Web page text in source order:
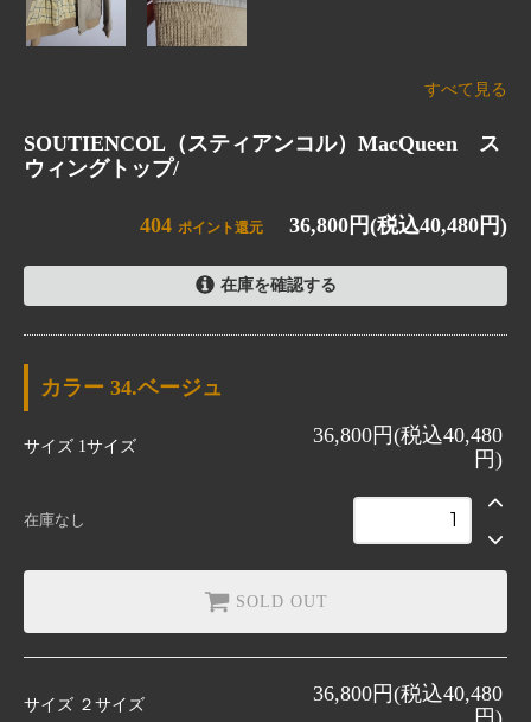
すべて見る
SOUTIENCOL（スティアンコル）MacQueen ス
ウィングトップ/
404 ポイント還元 36,800円(税込40,480円)
在庫を確認する
SOLD OUT
カラー 34.ベージュ
サイズ 1サイズ
36,800円(税込40,480
円)
在庫なし
SOLD OUT
サイズ ２サイズ
36,800円(税込40,480